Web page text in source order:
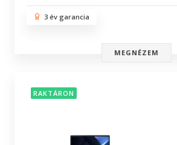
3 év garancia
MEGNÉZEM
RAKTÁRON